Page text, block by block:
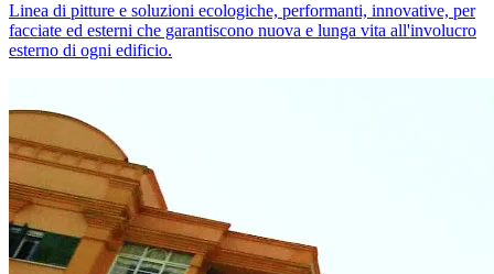
Linea di pitture e soluzioni ecologiche, performanti, innovative, per
facciate ed esterni che garantiscono nuova e lunga vita all'involucro
esterno di ogni edificio.